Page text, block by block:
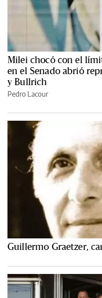
Milei chocó con el
en el Senado abrió
y Bullrich
Pedro Lacour
Guillermo Graetzer,